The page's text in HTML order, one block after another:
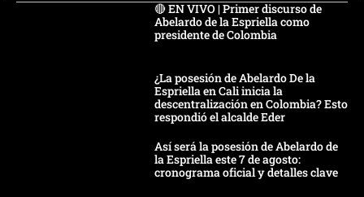
🔴 EN VIVO | Primer discurso de
Abelardo de la Espriella como
presidente de Colombia
¿La posesión de Abelardo De la
Espriella en Cali inicia la
descentralización en Colombia? Esto
respondió el alcalde Eder
Así será la posesión de Abelardo de
la Espriella este 7 de agosto:
cronograma oficial y detalles clave